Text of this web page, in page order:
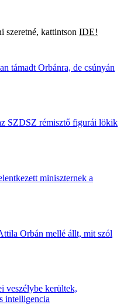
szeretné, kattintson IDE!
támadt Orbánra, de csúnyán
SZDSZ rémisztő figurái lökik
miniszternek a
Orbán mellé állt, mit szól
veszélybe kerültek,
intelligencia